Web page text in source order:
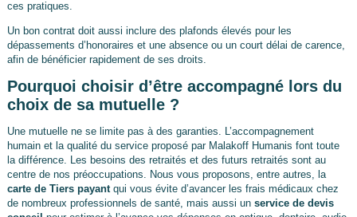
ces pratiques.
Un bon contrat doit aussi inclure des plafonds élevés pour les
dépassements d’honoraires et une absence ou un court délai de carence,
afin de bénéficier rapidement de ses droits.
Pourquoi choisir d’être accompagné lors du
choix de sa mutuelle ?
Une mutuelle ne se limite pas à des garanties. L’accompagnement
humain et la qualité du service proposé par Malakoff Humanis font toute
la différence. Les besoins des retraités et des futurs retraités sont au
centre de nos préoccupations. Nous vous proposons, entre autres, la
carte de Tiers payantqui vous évite d’avancer les frais médicaux chez
de nombreux professionnels de santé, mais aussi un service de devis